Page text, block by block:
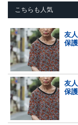
こちらも人気
友
保
友
保